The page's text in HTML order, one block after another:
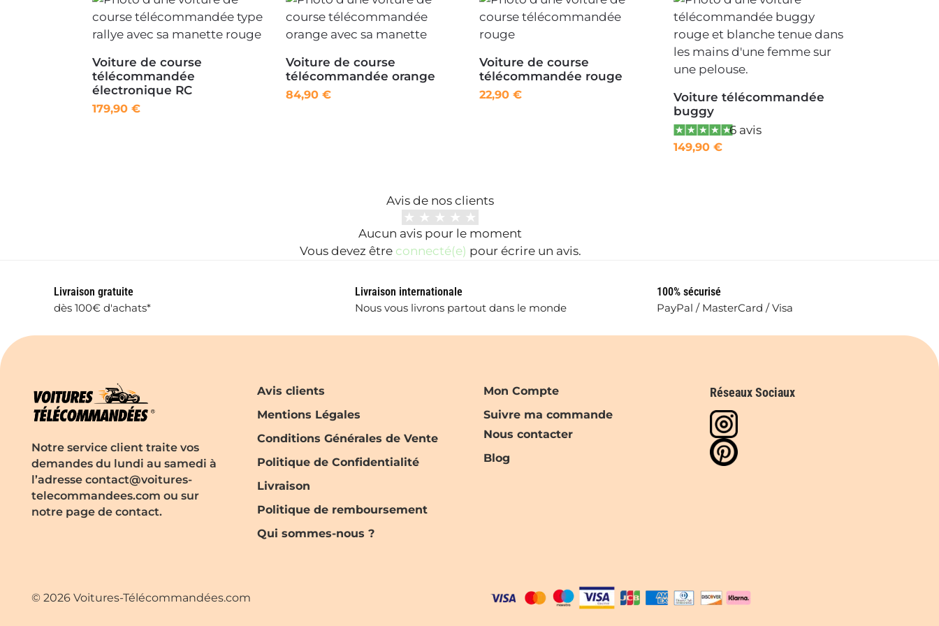
Voiture de course
télécommandée
électronique RC
179,90 €
Voiture de course
télécommandée orange
84,90 €
Voiture de course
télécommandée rouge
22,90€
Voiture télécommandée
buggy
6 avis
149,90 €
Avis de nos clients
Aucun avis pour le moment
Vous devez être connecté(e) pour écrire un avis.
Livraison gratuite
dès 100€ d'achats*
Livraison internationale
Nous vous livrons partout dans le monde
100% sécurisé
PayPal / MasterCard / Visa
Notre service client traite vos
demandes du lundi au samedi à
l’adresse contact@voitures-
telecommandees.com ou sur
notre page de contact.
Avis clients
Mentions Légales
Conditions Générales de Vente
Politique de Confidentialité
Livraison
Politique de remboursement
Qui sommes-nous ?
Mon Compte
Suivre ma commande
Nous contacter
Blog
Réseaux Sociaux
© 2026 Voitures-Télécommandées.com